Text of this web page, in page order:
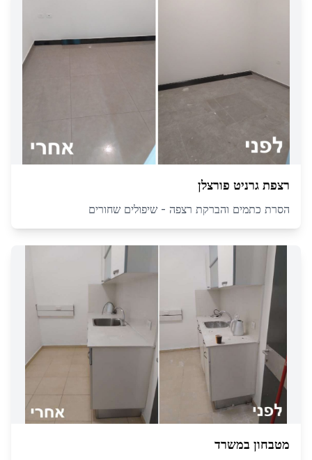
רצפת גרניט פורצלן
הסרת כתמים והברקת רצפה - שיפולים שחורים
מטבחון במשרד